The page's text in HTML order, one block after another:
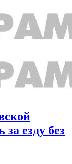
езду без